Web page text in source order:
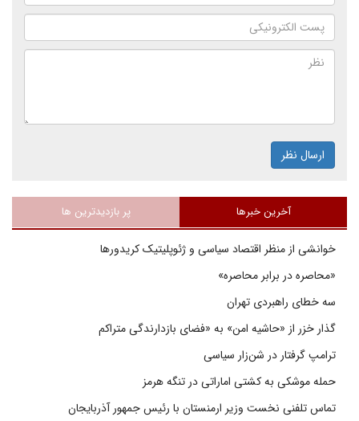
ارسال نظر
آخرین خبرها پر بازدیدترین ها
خوانشی از منظر اقتصاد سیاسی و ژئوپلیتیک کریدورها
«محاصره در برابر محاصره»
سه خطای راهبردی تهران
گذار خزر از «حاشیه امن» به «فضای بازدارندگی متراکم
ترامپ گرفتار در شن‌زار سیاسی
حمله موشکی به کشتی اماراتی در تنگه هرمز
تماس تلفنی نخست وزیر ارمنستان با رئیس جمهور آذربایجان